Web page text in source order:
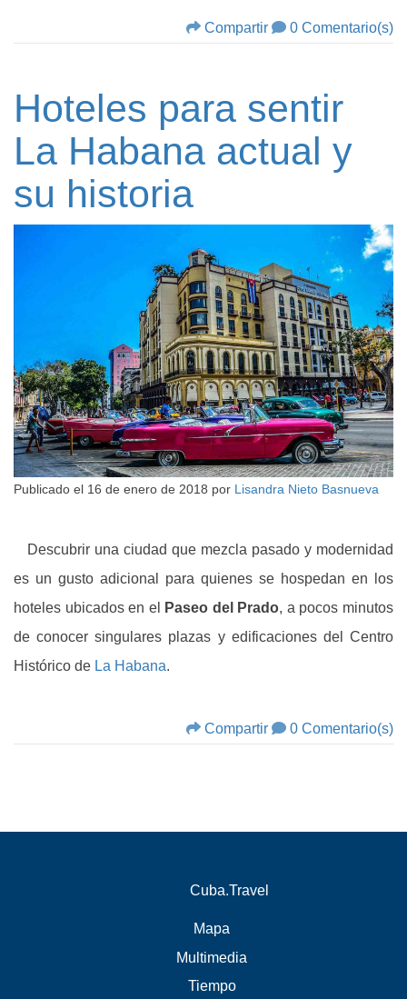
Compartir 0 Comentario(s)
Hoteles para sentir
La Habana actual y
su historia
Publicado el 16 de enero de 2018 por Lisandra Nieto Basnueva
Descubrir una ciudad que mezcla pasado y modernidad
es un gusto adicional para quienes se hospedan en los
hoteles ubicados en el
Paseo del Prado, a pocos minutos
de conocer singulares plazas y edificaciones del Centro
Histórico de La Habana.
Compartir 0 Comentario(s)
Cuba.Travel
Mapa
Multimedia
Tiempo